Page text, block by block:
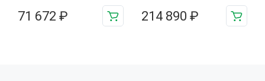
71 672 ₽ 214 890 ₽